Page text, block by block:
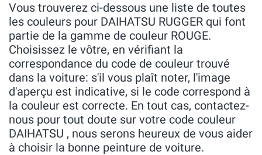
Vous trouverez ci-dessous une liste de toutes
les couleurs pour DAIHATSU RUGGER qui font
partie de la gamme de couleur ROUGE.
Choisissez le vôtre, en vérifiant la
correspondance du code de couleur trouvé
dans la voiture: s'il vous plaît noter, l'image
d'aperçu est indicative, si le code correspond à
la couleur est correcte. En tout cas, contactez-
nous pour tout doute sur votre code couleur
DAIHATSU , nous serons heureux de vous aider
à choisir la bonne peinture de voiture.